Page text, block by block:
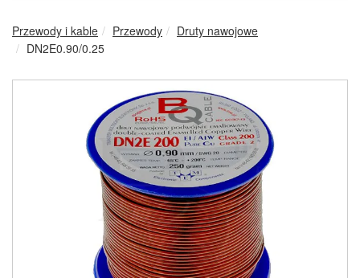
Przewody i kable Przewody
Druty nawojowe
DN2E0.90/0.25